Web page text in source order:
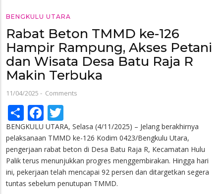
BENGKULU UTARA
Rabat Beton TMMD ke-126
Hampir Rampung, Akses Petani
dan Wisata Desa Batu Raja R
Makin Terbuka
11/04/2025 - Comments
ShareFacebook
BENGKULU UTARA, Selasa (4/11/2025) – Jelang berakhirnya
pelaksanaan TMMD ke-126 Kodim 0423/Bengkulu Utara,
pengerjaan rabat beton di Desa Batu Raja R, Kecamatan Hulu
Palik terus menunjukkan progres menggembirakan. Hingga hari
ini, pekerjaan telah mencapai 92 persen dan ditargetkan segera
tuntas sebelum penutupan TMMD.